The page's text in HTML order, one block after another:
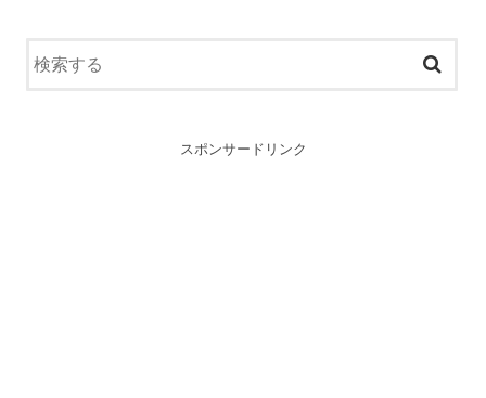
スポンサードリンク